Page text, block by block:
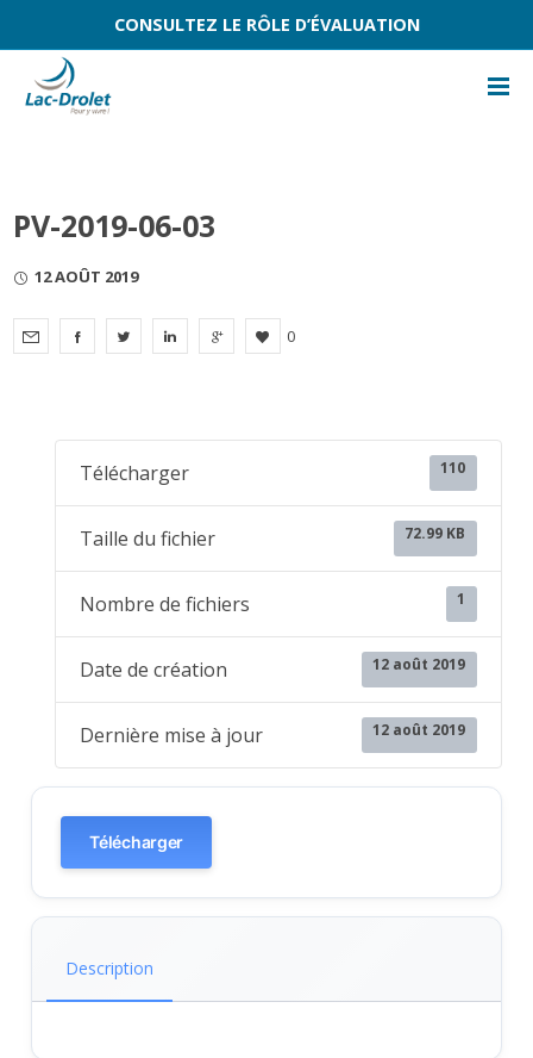
CONSULTEZ LE RÔLE D’ÉVALUATION
PV-2019-06-03
12 AOÛT 2019
0
Télécharger 110
Taille du fichier 72.99 KB
Nombre de fichiers 1
Date de création 12 août 2019
Dernière mise à jour 12 août 2019
Télécharger
Description